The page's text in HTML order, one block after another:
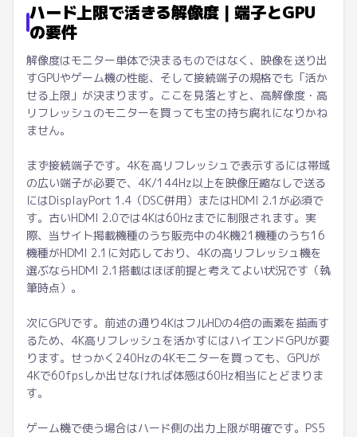
ハード上限で活きる解像度｜端子とGPU
の要件
解像度はモニター単体で決まるものではなく、映像を送り出
すGPUやゲーム機の性能、そして接続端子の規格でも「活か
せる上限」が決まります。ここを見落とすと、高解像度・高
リフレッシュのモニターを買っても宝の持ち腐れになりかね
ません。
まず接続端子です。4Kを高リフレッシュで表示するには帯域
の広い端子が必要で、4K/144Hz以上を映像圧縮なしで送る
にはDisplayPort 1.4（DSC併用）またはHDMI 2.1が必須で
す。古いHDMI 2.0では4Kは60Hzまでに制限されます。実
際、当サイト掲載機種のうち販売中の4K機21機種のうち16
機種がHDMI 2.1に対応しており、4Kの高リフレッシュ機を
選ぶならHDMI 2.1搭載はほぼ前提と考えてよい状況です（執
筆時点）。
次にGPUです。前述の通り4KはフルHDの4倍の画素を描画す
るため、4K高リフレッシュを活かすにはハイエンドGPUが要
ります。せっかく240Hzの4Kモニターを買っても、GPUが
4Kで60fpsしか出せなければ体感は60Hz相当にとどまりま
す。
ゲーム機で使う場合はハード側の出力上限が明確です。PS5